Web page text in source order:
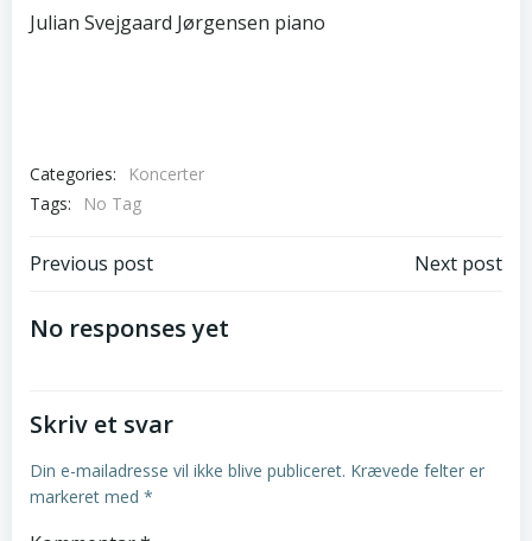
Julian Svejgaard Jørgensen piano
Categories:
Koncerter
Tags:
No Tag
Post
navigation
Previous post Next post
No responses yet
Skriv et svar
Din e-mailadresse vil ikke blive publiceret. Krævede felter er
markeret med *